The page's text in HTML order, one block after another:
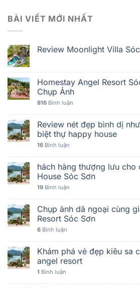
BÀI VIẾT MỚI NHẤT
Review Moonlight Villa
Homestay Angel Resort
Chụp Ảnh
816 Bình luận
Review nét đẹp bình dị
biệt thự happy house
16 Bình luận
hách hàng thượng lưu cho
House Sóc Sơn
19 Bình luận
Chụp ảnh dã ngoại cùng
Resort Sóc Sơn
6 Bình luận
Khám phá vẻ đẹp kiêu sa
angel resort
1 Bình luận